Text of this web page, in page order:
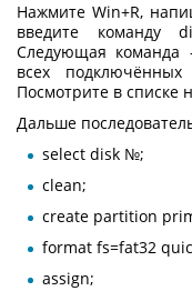
Нажмите Win+R,
введите команду
Следующая
всех
Посмотрите в списке
Дальше
select disk №;
clean;
create partition
format fs=fat32
assign;